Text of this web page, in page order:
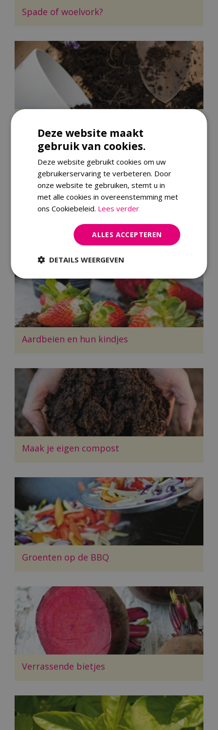
Spade of woelvork?
Aardbeien en hun kindjes
Maak je eigen compost
Groenten op de BBQ
Verrassende bietjes
Deze website maakt
gebruik van cookies.
Deze website gebruikt cookies om uw
gebruikerservaring te verbeteren. Door
onze website te gebruiken, stemt u in
met alle cookies in overeenstemming met
ons Cookiebeleid. Lees verder
ALLES ACCEPTEREN
DETAILS WEERGEVEN